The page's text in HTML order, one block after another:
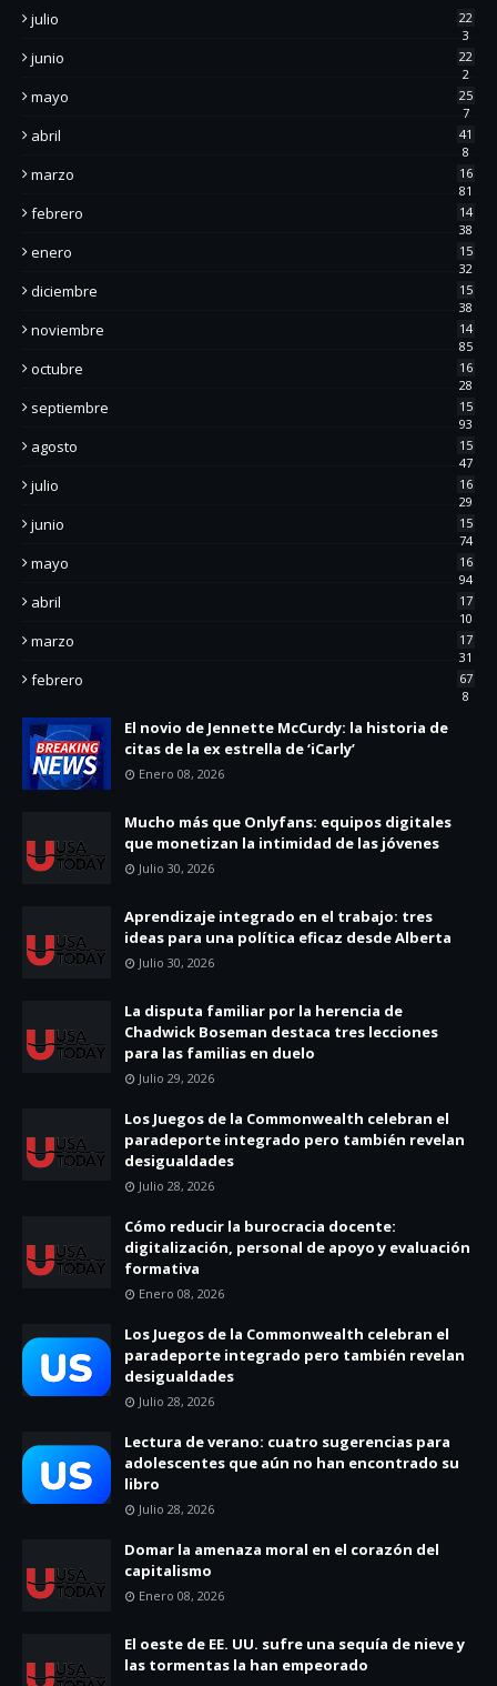
julio
22
3
junio
22
2
mayo
25
7
abril
41
8
marzo
16
81
febrero
14
38
enero
15
32
diciembre
15
38
noviembre
14
85
octubre
16
28
septiembre
15
93
agosto
15
47
julio
16
29
junio
15
74
mayo
16
94
abril
17
10
marzo
17
31
febrero
67
8
El novio de Jennette McCurdy: la historia de
citas de la ex estrella de ‘iCarly’
Enero 08, 2026
Mucho más que Onlyfans: equipos digitales
que monetizan la intimidad de las jóvenes
Julio 30, 2026
Aprendizaje integrado en el trabajo: tres
ideas para una política eficaz desde Alberta
Julio 30, 2026
La disputa familiar por la herencia de
Chadwick Boseman destaca tres lecciones
para las familias en duelo
Julio 29, 2026
Los Juegos de la Commonwealth celebran el
paradeporte integrado pero también revelan
desigualdades
Julio 28, 2026
Cómo reducir la burocracia docente:
digitalización, personal de apoyo y evaluación
formativa
Enero 08, 2026
Los Juegos de la Commonwealth celebran el
paradeporte integrado pero también revelan
desigualdades
Julio 28, 2026
Lectura de verano: cuatro sugerencias para
adolescentes que aún no han encontrado su
libro
Julio 28, 2026
Domar la amenaza moral en el corazón del
capitalismo
Enero 08, 2026
El oeste de EE. UU. sufre una sequía de nieve y
las tormentas la han empeorado